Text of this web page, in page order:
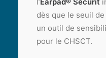
dès que le seuil
un outil de
pour le CHSCT.